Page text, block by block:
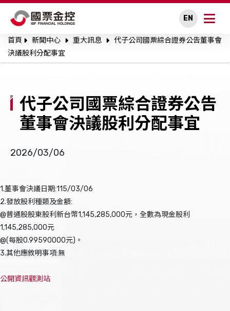
EN
於國票金控
司治理
資人關係
才招募
聞中心
害關係人溝通
首頁 新聞中心 重大訊息
代子公司國票綜合證券公告董事會
決議股利分配事宜
代子公司國票綜合證券公告
董事會決議股利分配事宜
2026/03/06
1.董事會決議日期:115/03/06
2.發放股利種類及金額:
@普通股股東股利新台幣1,145,285,000元，全數為現金股利
1,145,285,000元
@(每股0.99590000元)。
3.其他應敘明事項:無
公開資訊觀測站